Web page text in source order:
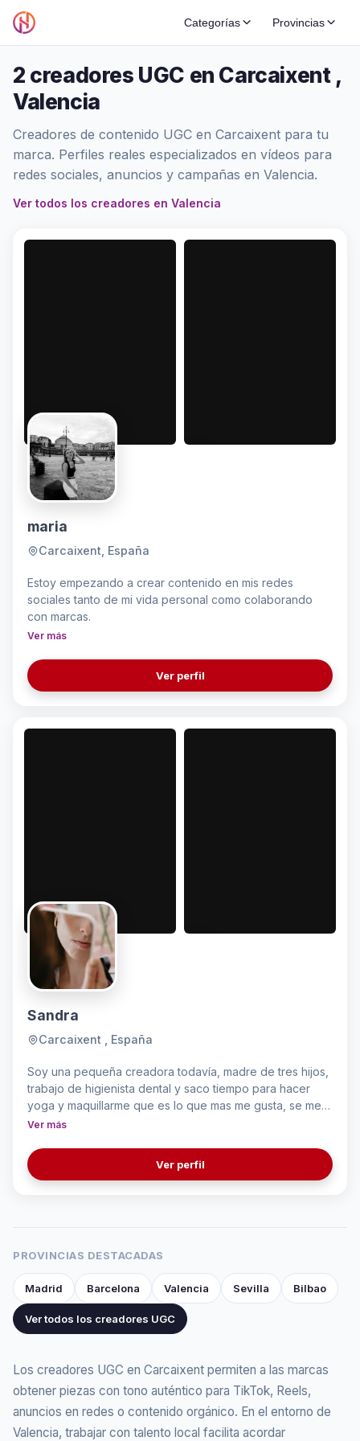
Categorías Provincias
2 creadores UGC en Carcaixent ,
Valencia
Creadores de contenido UGC en Carcaixent para tu
marca. Perfiles reales especializados en vídeos para
redes sociales, anuncios y campañas en Valencia.
Ver todos los creadores en Valencia
maria
Carcaixent, España
Estoy empezando a crear contenido en mis redes
sociales tanto de mi vida personal como colaborando
con marcas.
Ver más
Ver perfil
Sandra
Carcaixent , España
Soy una pequeña creadora todavía, madre de tres hijos,
trabajo de higienista dental y saco tiempo para hacer
yoga y maquillarme que es lo que mas me gusta, se me
da bien el maquillaje y hago videos de ello, también me
aunque seas madre puedes hacer sentirte bien.
Ver más
Ver perfil
PROVINCIAS DESTACADAS
Madrid Barcelona Valencia Sevilla Bilbao
Ver todos los creadores UGC
Los creadores UGC en Carcaixent permiten a las marcas
obtener piezas con tono auténtico para TikTok, Reels,
anuncios en redes o contenido orgánico. En el entorno de
Valencia, trabajar con talento local facilita acordar